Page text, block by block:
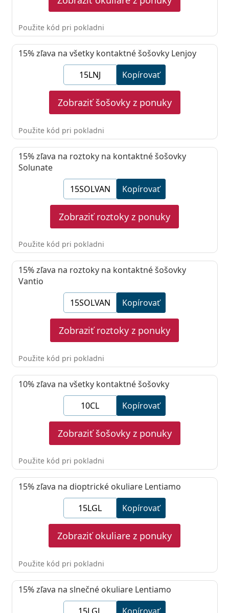
Použite kód pri pokladni
15% zľava na všetky kontaktné šošovky Lenjoy
Kopírovať
Zobraziť šošovky z ponuky
Použite kód pri pokladni
15% zľava na roztoky na kontaktné šošovky
Solunate
Kopírovať
Zobraziť roztoky z ponuky
Použite kód pri pokladni
15% zľava na roztoky na kontaktné šošovky
Vantio
Kopírovať
Zobraziť roztoky z ponuky
Použite kód pri pokladni
10% zľava na všetky kontaktné šošovky
Kopírovať
Zobraziť šošovky z ponuky
Použite kód pri pokladni
15% zľava na dioptrické okuliare Lentiamo
Kopírovať
Zobraziť okuliare z ponuky
Použite kód pri pokladni
15% zľava na slnečné okuliare Lentiamo